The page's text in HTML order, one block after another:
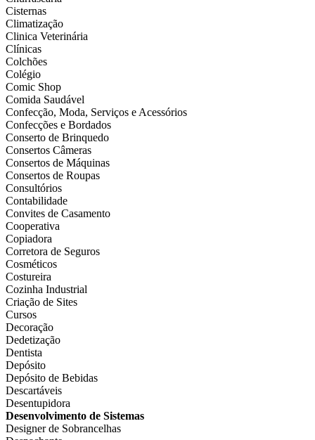
Cisternas
Climatização
Clinica Veterinária
Clínicas
Colchões
Colégio
Comic Shop
Comida Saudável
Confecção, Moda, Serviços e Acessórios
Confecções e Bordados
Conserto de Brinquedo
Consertos Câmeras
Consertos de Máquinas
Consertos de Roupas
Consultórios
Contabilidade
Convites de Casamento
Cooperativa
Copiadora
Corretora de Seguros
Cosméticos
Costureira
Cozinha Industrial
Criação de Sites
Cursos
Decoração
Dedetização
Dentista
Depósito
Depósito de Bebidas
Descartáveis
Desentupidora
Desenvolvimento de Sistemas
Designer de Sobrancelhas